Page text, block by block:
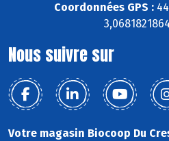
Coordonnées GPS :
Nous suivre sur
Votre magasin Biocoop Du